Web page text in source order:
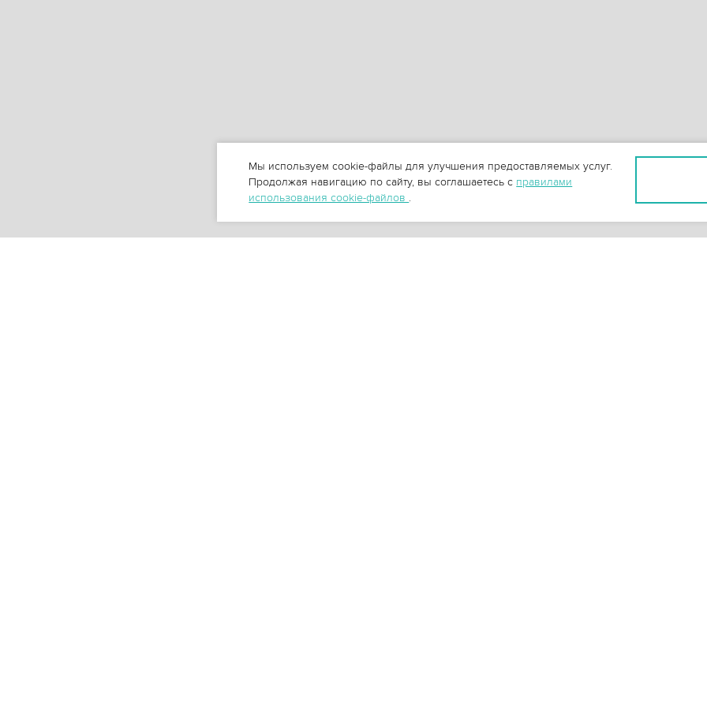
Мы используем cookie-файлы для улучшения предоставляемых услуг.
Продолжая навигацию по сайту, вы соглашаетесь с правилами
использования cookie-файлов .